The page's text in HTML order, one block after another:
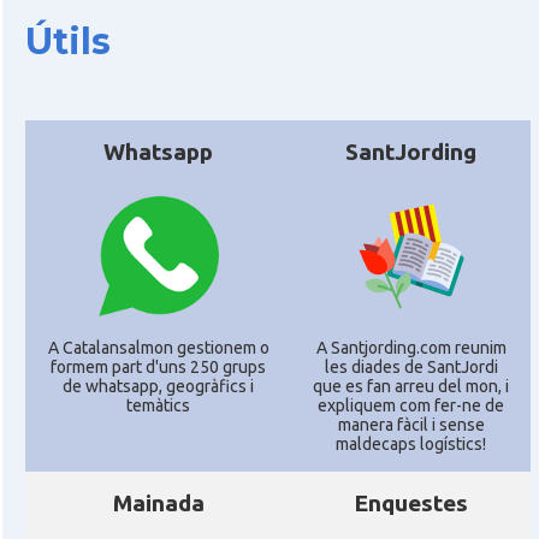
CAMON
CAMON Catalans a JENA
CAMON Catalans a Karlsruhe
CAMON Catalans a Koeln - Köln - Colonia
Útils
Whatsapp
A Catalansalmon gestionem o
formem part d'uns 250 grups
de whatsapp, geogràfics i
temàtics
SantJording
A Santjording.com reunim
les diades de SantJordi
que es fan arreu del mon, i
expliquem com fer-ne de
manera fàcil i sense
maldecaps logí­stics!
Mainada Enquestes